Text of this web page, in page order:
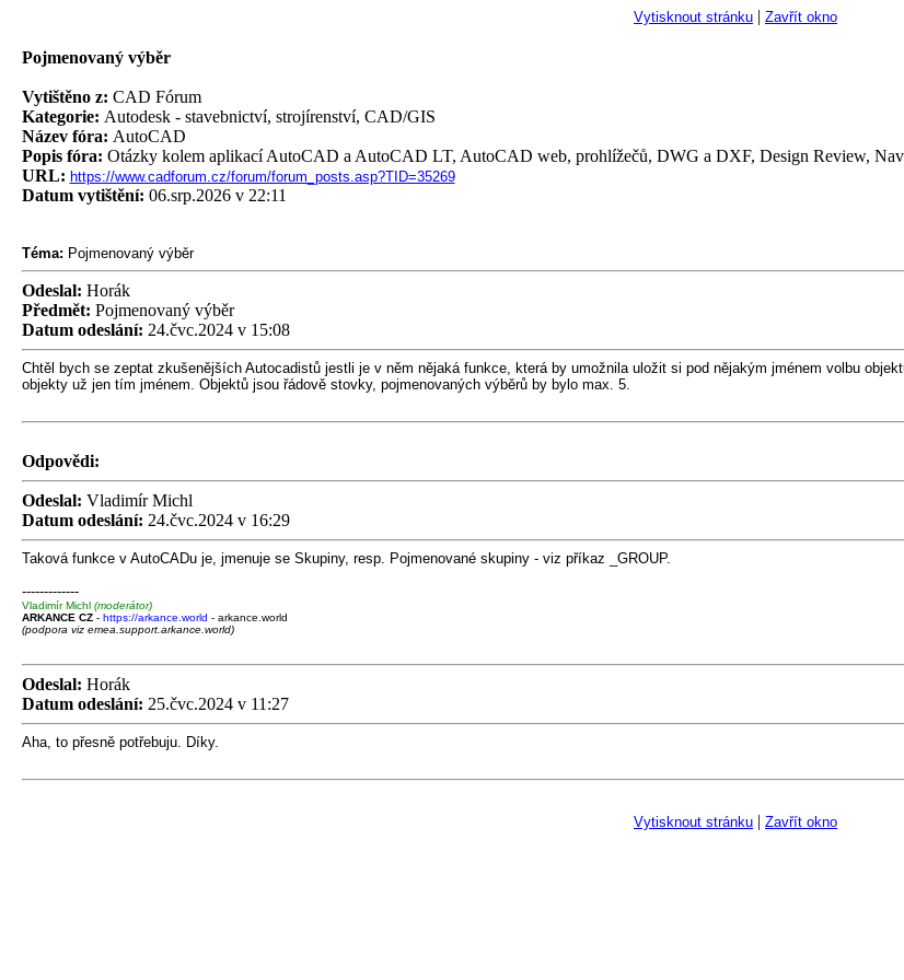
Vytisknout stránku | Zavřít okno
Pojmenovaný výběr
Vytištěno z: CAD Fórum
Kategorie: Autodesk - stavebnictví, strojírenství, CAD/GIS
Název fóra: AutoCAD
Popis fóra: Otázky kolem aplikací AutoCAD a AutoCAD LT, AutoCAD web, prohlížečů, DWG a DXF, Design Review,
URL: https://www.cadforum.cz/forum/forum_posts.asp?TID=35269
Datum vytištění: 06.srp.2026 v 22:11
Téma: Pojmenovaný výběr
Odeslal: Horák
Předmět: Pojmenovaný výběr
Datum odeslání: 24.čvc.2024 v 15:08
Chtěl bych se zeptat zkušenějších Autocadistů jestli je v něm nějaká funkce, která by umožnila uložit si pod nějakým jménem volbu
objekty už jen tím jménem. Objektů jsou řádově stovky, pojmenovaných výběrů by bylo max. 5.
Odpovědi:
Odeslal: Vladimír Michl
Datum odeslání: 24.čvc.2024 v 16:29
Taková funkce v AutoCADu je, jmenuje se Skupiny, resp. Pojmenované skupiny - viz příkaz _GROUP.
-------------
Vladimír Michl (moderátor)
ARKANCE CZ- https://arkance.world - arkance.world
(podpora viz emea.support.arkance.world)
Odeslal: Horák
Datum odeslání: 25.čvc.2024 v 11:27
Aha, to přesně potřebuju. Díky.
Vytisknout stránku | Zavřít okno